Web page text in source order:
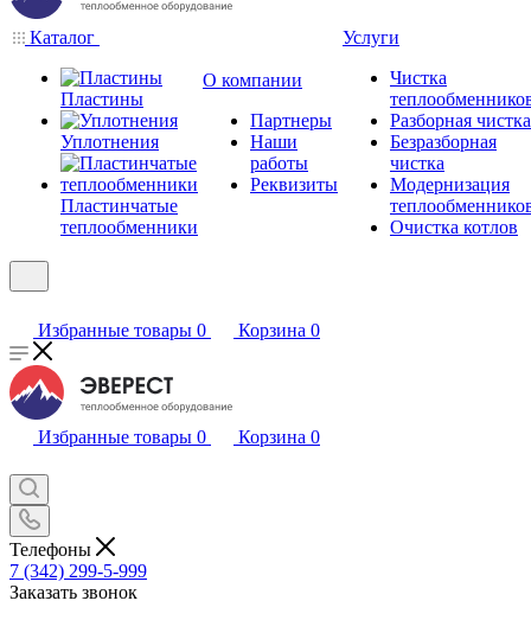
Каталог
Пластины
Уплотнения
Пластинчатые
теплообменники
О компании
Партнеры
Наши
работы
Реквизиты
Услуги
Чистка
Разборная чистка
Безразборная
чистка
Модернизация
Очистка котлов
Избранные товары 0 Корзина 0
Избранные товары 0 Корзина 0
Телефоны
7 (342) 299-5-999
Заказать звонок